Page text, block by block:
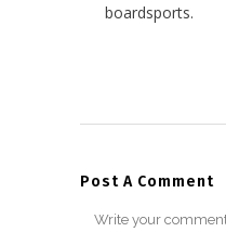
boardsports.
Post A Comment